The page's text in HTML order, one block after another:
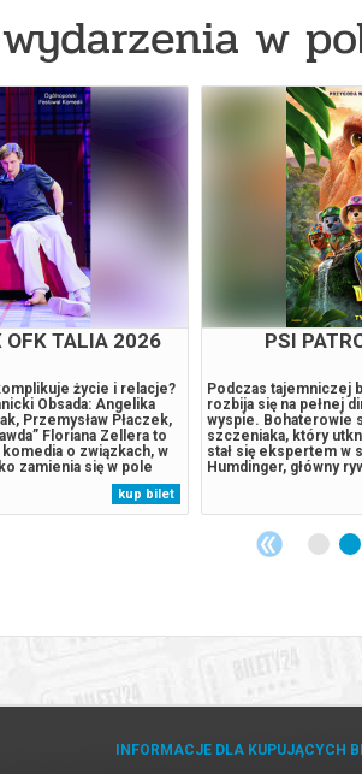
w
OFK TALIA 2026
życie i relacje?
Obsada: Angelika
Przemysław Płaczek,
Floriana Zellera to
o związkach, w
zamienia się w pole
dorośli z
w relacjach — są
wszystko:...
kup bilet
PSI
Podczas tajemniczej
rozbija się na pełnej
wyspie. Bohaterowie
szczeniaka, który
stał się ekspertem w
Humdinger, główny
lekkomyślnie
wyspy, doprowadza
uśpionego od lat
INFORMACJE DLA KUPUJĄCYCH